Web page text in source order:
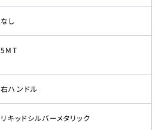
なし
5MT
右ハンドル
リキッドシルバーメタリック